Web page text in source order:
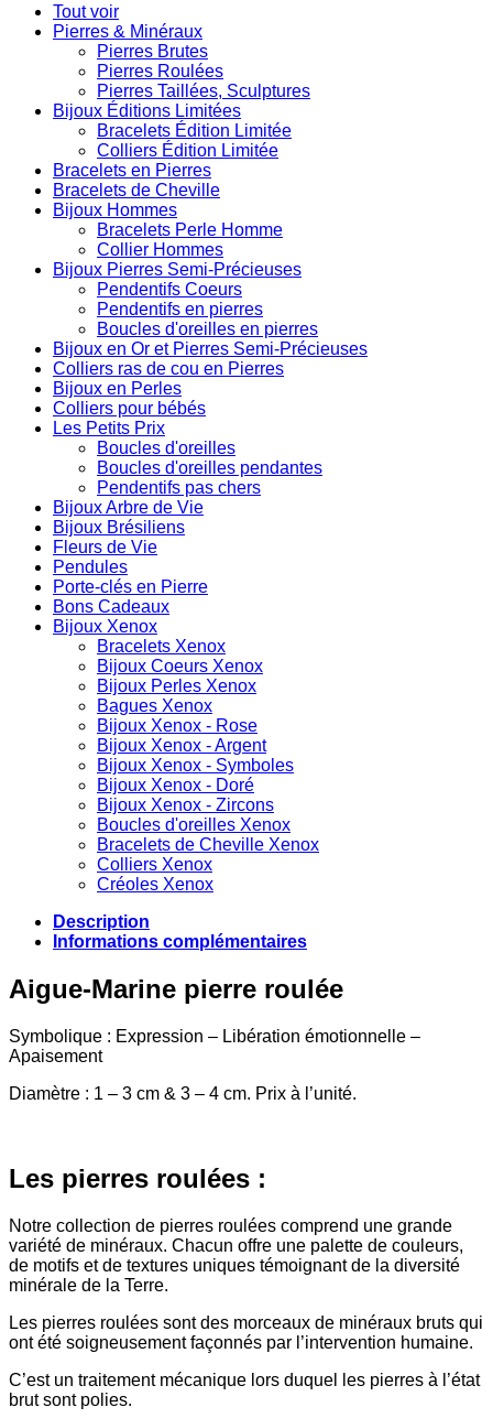
Tout voir
Pierres & Minéraux
Pierres Brutes
Pierres Roulées
Pierres Taillées, Sculptures
Bijoux Éditions Limitées
Bracelets Édition Limitée
Colliers Édition Limitée
Bracelets en Pierres
Bracelets de Cheville
Bijoux Hommes
Bracelets Perle Homme
Collier Hommes
Bijoux Pierres Semi-Précieuses
Pendentifs Coeurs
Pendentifs en pierres
Boucles d'oreilles en pierres
Bijoux en Or et Pierres Semi-Précieuses
Colliers ras de cou en Pierres
Bijoux en Perles
Colliers pour bébés
Les Petits Prix
Boucles d'oreilles
Boucles d'oreilles pendantes
Pendentifs pas chers
Bijoux Arbre de Vie
Bijoux Brésiliens
Fleurs de Vie
Pendules
Porte-clés en Pierre
Bons Cadeaux
Bijoux Xenox
Bracelets Xenox
Bijoux Coeurs Xenox
Bijoux Perles Xenox
Bagues Xenox
Bijoux Xenox - Rose
Bijoux Xenox - Argent
Bijoux Xenox - Symboles
Bijoux Xenox - Doré
Bijoux Xenox - Zircons
Boucles d'oreilles Xenox
Bracelets de Cheville Xenox
Colliers Xenox
Créoles Xenox
Description
Informations complémentaires
Aigue-Marine pierre roulée
Symbolique : Expression – Libération émotionnelle –
Apaisement
Diamètre : 1 – 3 cm & 3 – 4 cm. Prix à l’unité.
Les pierres roulées :
Notre collection de pierres roulées comprend une grande
variété de minéraux. Chacun offre une palette de couleurs,
de motifs et de textures uniques témoignant de la diversité
minérale de la Terre.
Les pierres roulées sont des morceaux de minéraux bruts qui
ont été soigneusement façonnés par l’intervention humaine.
C’est un traitement mécanique lors duquel les pierres à l’état
brut sont polies.